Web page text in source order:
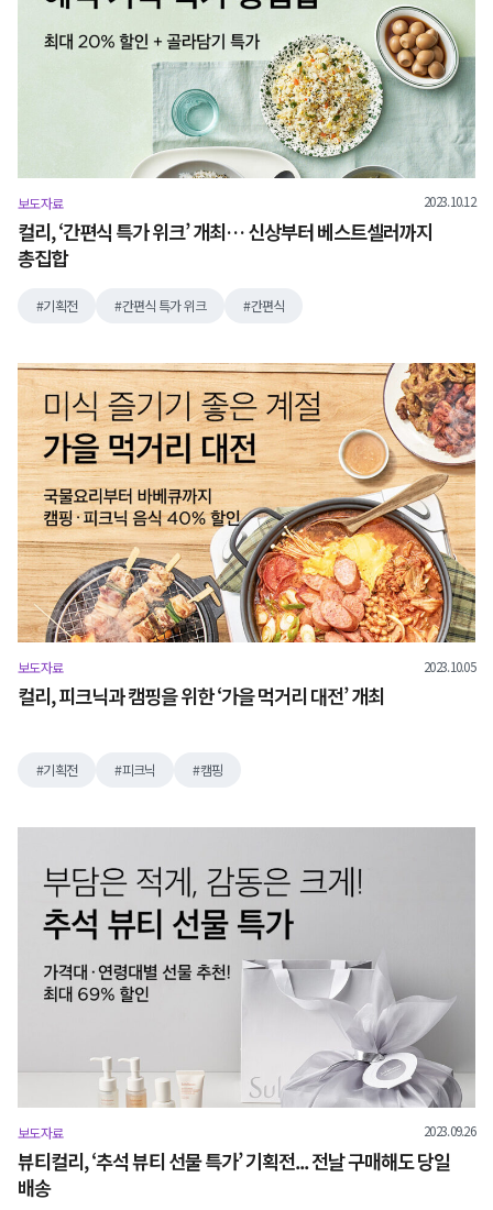
보도자료 2023.10.12
컬리, ‘간편식 특가 위크’ 개최… 신상부터 베스트셀러까지
총집합
기획전 간편식 특가 위크 간편식
보도자료 2023.10.05
컬리, 피크닉과 캠핑을 위한 ‘가을 먹거리 대전’ 개최
기획전 피크닉 캠핑
보도자료 2023.09.26
뷰티컬리, ‘추석 뷰티 선물 특가’ 기획전... 전날 구매해도 당일
배송